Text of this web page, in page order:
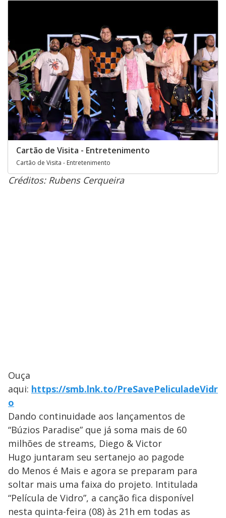
Cartão de Visita - Entretenimento
Cartão de Visita - Entretenimento
Créditos: Rubens Cerqueira
Ouça
aqui: https://smb.lnk.to/PreSavePeliculadeVidr
o
Dando continuidade aos lançamentos de
“Búzios Paradise” que já soma mais de 60
milhões de streams, Diego & Victor
Hugo juntaram seu sertanejo ao pagode
do Menos é Mais e agora se preparam para
soltar mais uma faixa do projeto. Intitulada
“Película de Vidro”, a canção fica disponível
nesta quinta-feira (08) às 21h em todas as